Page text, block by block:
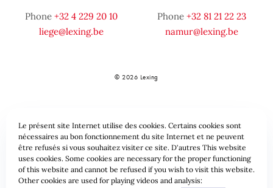
Phone +32 4 229 20 10
liege@lexing.be
Phone +32 81 21 22 23
namur@lexing.be
© 2026 Lexing
Sitemap Standard provisions Data protection & Cookies
Le présent site Internet utilise des cookies. Certains cookies sont
nécessaires au bon fonctionnement du site Internet et ne peuvent
être refusés si vous souhaitez visiter ce site. D'autres This website
uses cookies. Some cookies are necessary for the proper functioning
of this website and cannot be refused if you wish to visit this website.
Other cookies are used for playing videos and analysis: